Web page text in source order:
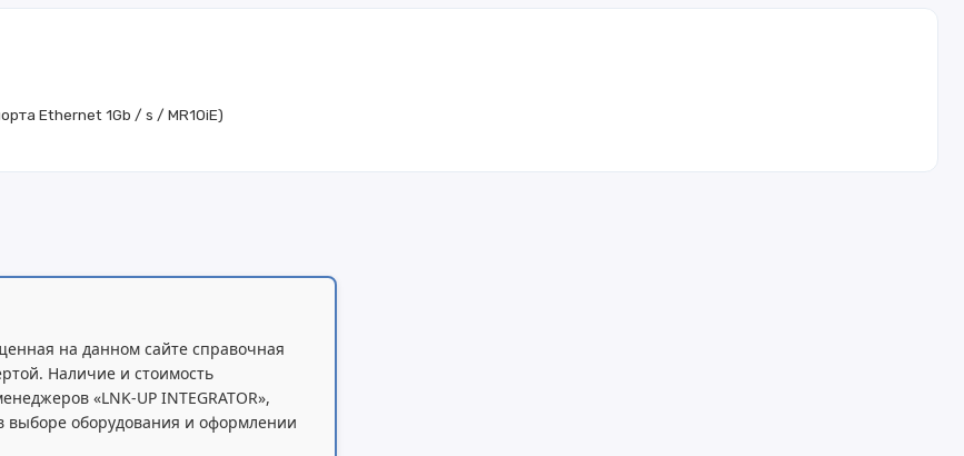
Ethernet 1Gb / s / MR10iE)
на данном сайте справочная
Наличие и стоимость
«LNK-UP INTEGRATOR»,
выборе оборудования и оформлении